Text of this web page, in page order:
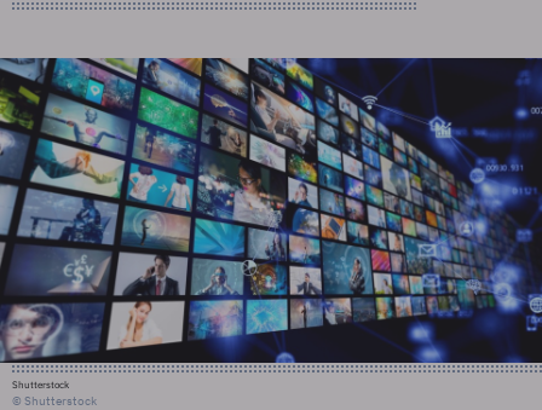
Shutterstock
© Shutterstock